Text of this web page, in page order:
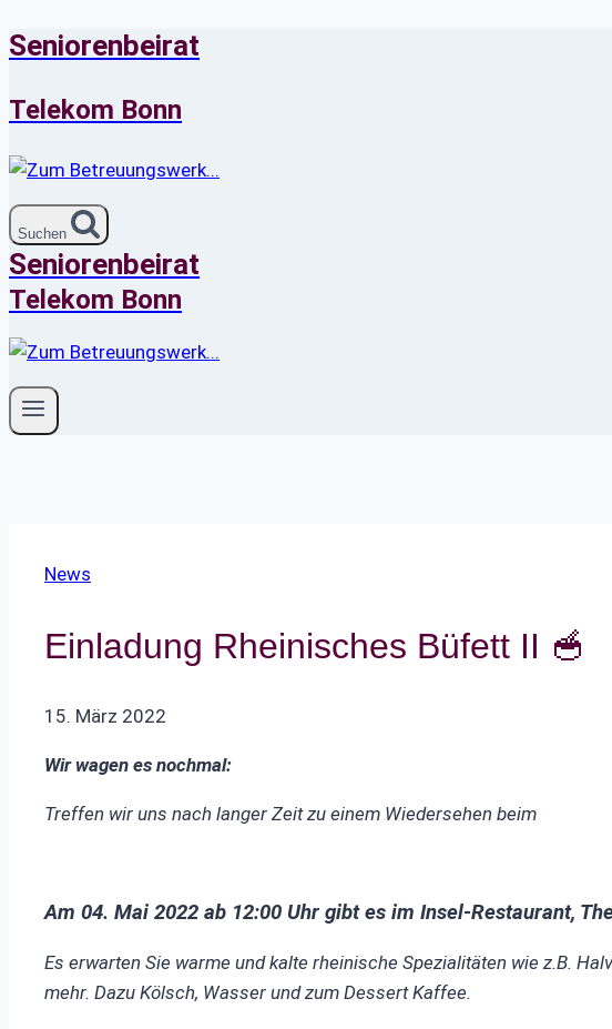
Zum
springen
Seniorenbeirat
Telekom Bonn
Suchen
Seniorenbeirat
Telekom Bonn
News
Einladung Rheinisches Büfett II 🥣
15. März 2022
Wir wagen es nochmal:
Treffen wir uns nach langer Zeit zu einem Wiedersehen beim
Am 04. Mai 2022 ab 12:00 Uhr gibt es im Insel-Restaurant,
Es erwarten Sie warme und kalte rheinische Spezialitäten wie z.B.
mehr. Dazu Kölsch, Wasser und zum Dessert Kaffee.